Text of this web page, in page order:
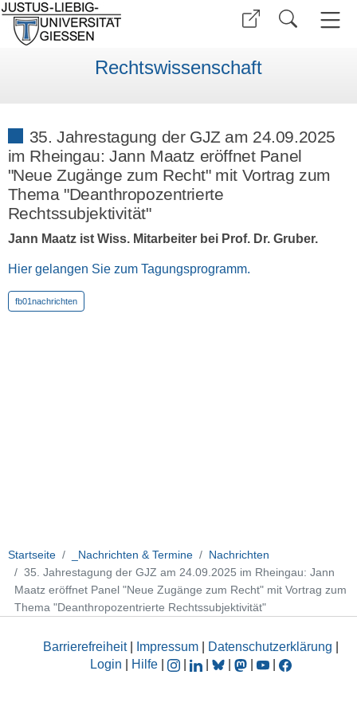
Rechtswissenschaft
35. Jahrestagung der GJZ am 24.09.2025
im Rheingau: Jann Maatz eröffnet Panel
"Neue Zugänge zum Recht" mit Vortrag zum
Thema "Deanthropozentrierte
Rechtssubjektivität"
Jann Maatz ist Wiss. Mitarbeiter bei Prof. Dr. Gruber.
Hier gelangen Sie zum Tagungsprogramm.
fb01nachrichten
Startseite _Nachrichten & Termine
Nachrichten
35. Jahrestagung der GJZ am 24.09.2025 im Rheingau: Jann
Maatz eröffnet Panel "Neue Zugänge zum Recht" mit Vortrag zum
Thema "Deanthropozentrierte Rechtssubjektivität"
Barrierefreiheit| Impressum Datenschutzerklärung
Login
Hilfe